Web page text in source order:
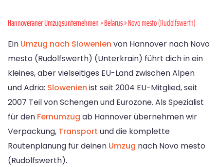
Hannoveraner Umzugsunternehmen»Belarus» Novo mesto (Rudolfswerth)
Ein Umzug nach Slowenien von Hannover nach Novo
mesto (Rudolfswerth) (Unterkrain) führt dich in ein
kleines, aber vielseitiges EU-Land zwischen Alpen
und Adria: Slowenien ist seit 2004 EU-Mitglied, seit
2007 Teil von Schengen und Eurozone. Als Spezialist
für den Fernumzug ab Hannover übernehmen wir
Verpackung, Transport und die komplette
Routenplanung für deinen Umzug nach Novo mesto
(Rudolfswerth).